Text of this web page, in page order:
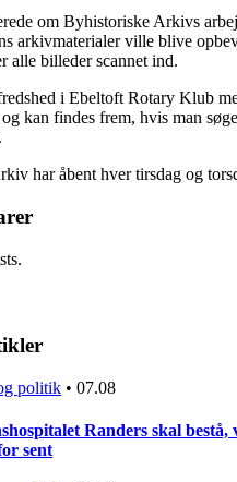
om Byhistoriske Arkivs
arkivmaterialer ville blive
alle billeder scannet ind.
i Ebeltoft Rotary Klub
kan findes frem, hvis man
har åbent hver tirsdag og
politik • 07.08
Randers skal
sent